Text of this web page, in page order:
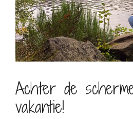
Achter de
vakantie!